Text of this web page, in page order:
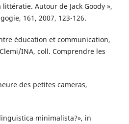
littératie. Autour de Jack Goody »,
161, 2007, 123-126.
éducation et communication,
INA, coll. Comprendre les
des petites cameras,
minimalista?», in